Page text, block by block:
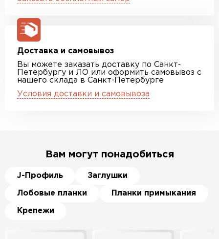
Доставка и самовывоз
Вы можете заказать доставку по Санкт-
Петербургу и ЛО или оформить самовывоз с
нашего склада в Санкт-Петербурге
Условия доставки и самовывоза
Вам могут понадобиться
J-Профиль Заглушки
Лобовые планки Планки примыкания
Крепежи